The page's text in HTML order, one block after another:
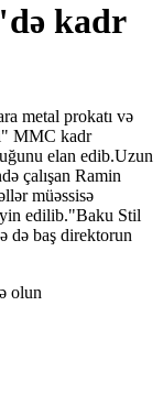
kadr
metal prokatı və
MMC kadr
elan edib.Uzun
çalışan Ramin
müəssisə
edilib."Baku Stil
də baş direktorun
olun